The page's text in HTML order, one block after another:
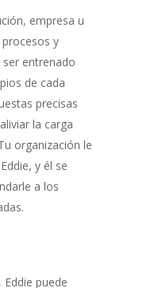
empresa u
y
entrenado
de cada
precisas
la carga
organización le
y él se
a los
puede